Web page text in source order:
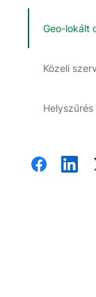
Geo-lokált
Közeli
Helyszűrés